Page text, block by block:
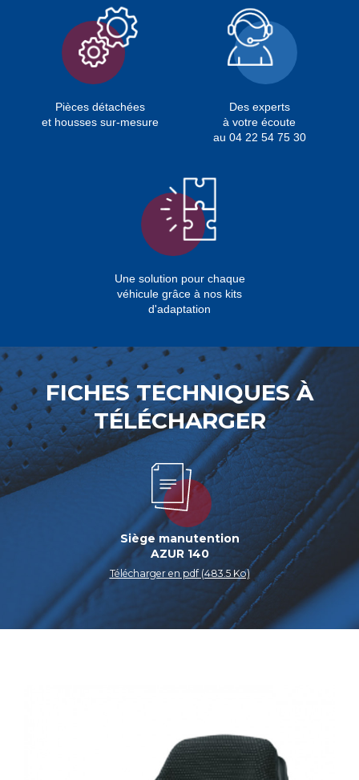
Pièces détachées
et housses sur-mesure
Des experts
à votre écoute
au 04 22 54 75 30
Une solution pour chaque
véhicule grâce à nos kits
d'adaptation
FICHES TECHNIQUES À
TÉLÉCHARGER
Siège manutention
AZUR 140
Télécharger en pdf (483.5 Ko)